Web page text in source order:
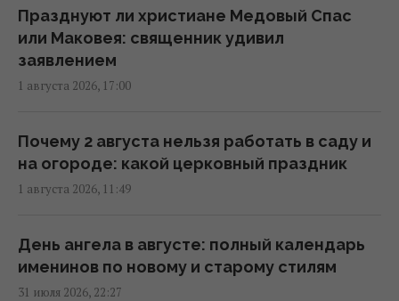
нового удара (график)
07:10 четверг, 06 августа 2026
6 августа пекло в Украине достигнет
06:30 четверг, 06 августа 2026
Глобальное потепление может превысить
месяцы, – ученый
20:52 среда, 05 августа 2026
Празднуют ли христиане Медовый Спас
или Маковея: священник удивил
заявлением
1 августа 2026, 17:00
Почему 2 августа нельзя работать в саду и
на огороде: какой церковный праздник
1 августа 2026, 11:49
День ангела в августе: полный календарь
именинов по новому и старому стилям
31 июля 2026, 22:27